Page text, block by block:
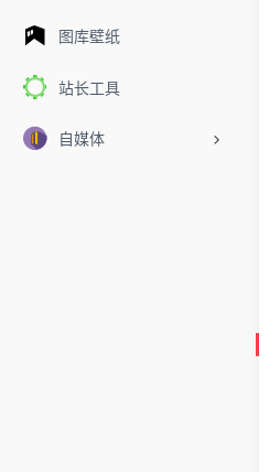
图库壁纸
站长工具
自媒体